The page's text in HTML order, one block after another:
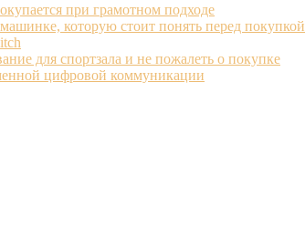
при грамотном подходе
которую стоит понять перед покупкой
для спортзала и не пожалеть о покупке
цифровой коммуникации